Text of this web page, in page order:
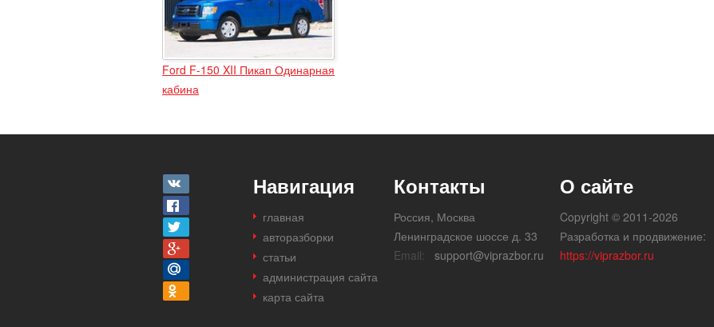
Ford F-150 XII Пикап Одинарная
кабина
Навигация
главная
авторазборки
статьи
администрация сайта
карта сайта
Контакты
Россия, Москва
Ленинградское шоссе д. 33
Email:
support@viprazbor.ru
О сайте
Copyright © 2011-2026
Разработка и продвижение:
https://viprazbor.ru